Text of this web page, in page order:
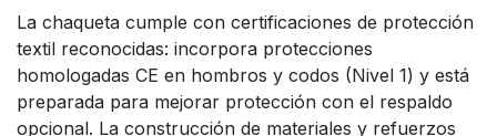
La chaqueta cumple con certificaciones de protección
textil reconocidas: incorpora protecciones
homologadas CE en hombros y codos (Nivel 1) y está
preparada para mejorar protección con el respaldo
opcional. La construcción de materiales y refuerzos